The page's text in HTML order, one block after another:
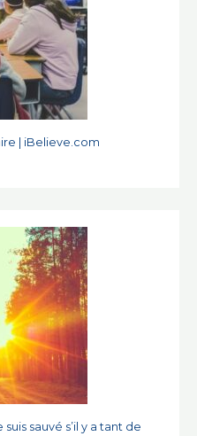
| iBelieve.com
sauvé s’il y a tant de